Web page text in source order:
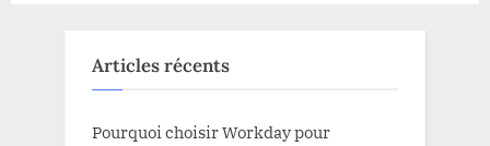
Articles récents
Pourquoi choisir Workday pour